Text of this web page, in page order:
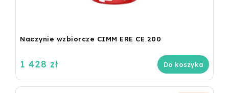
Naczynie wzbiorcze CIMM ERE CE 200
1 428 zł Do koszyka